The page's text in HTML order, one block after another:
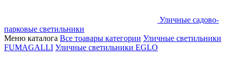
Уличные садово-
парковые светильники
Меню каталога Все тоавары категории Уличные светильники
FUMAGALLI Уличные светильники EGLO